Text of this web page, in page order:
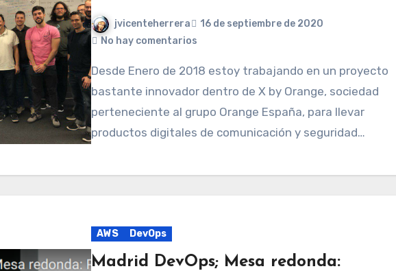
jvicenteherrera
16 de septiembre de 2020
No hay comentarios
Desde Enero de 2018 estoy trabajando en un proyecto
bastante innovador dentro de X by Orange, sociedad
perteneciente al grupo Orange España, para llevar
productos digitales de comunicación y seguridad…
AWS DevOps
Madrid DevOps; Mesa redonda: